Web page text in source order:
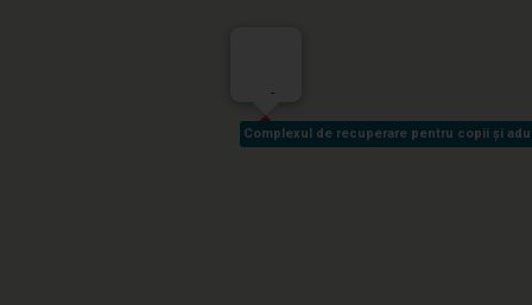
Complexul de recuperare pentru copii și
Complexul de recuperare pentru copii și
-